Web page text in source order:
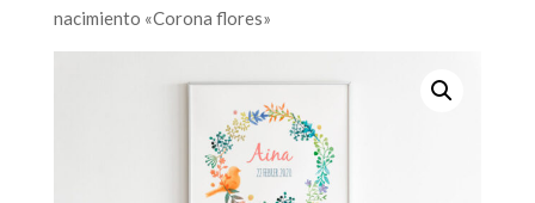
nacimiento «Corona flores»